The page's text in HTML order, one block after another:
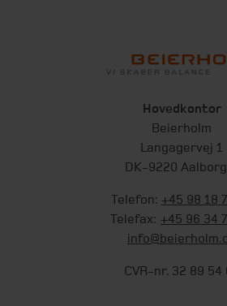
Hovedkontor
Beierholm
Langagervej 1
DK-9220
Telefon: +45 98 18
Telefax: +45 96 34
CVR-nr. 32 89 54